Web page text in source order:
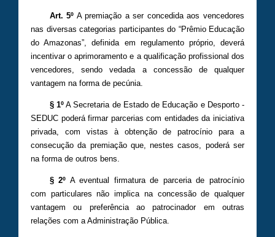
Art. 5º A premiação a ser concedida aos vencedores
nas diversas categorias participantes do “Prêmio Educação
do Amazonas”, definida em regulamento próprio, deverá
incentivar o aprimoramento e a qualificação profissional dos
vencedores, sendo vedada a concessão de qualquer
vantagem na forma de pecúnia.
§ 1ºA Secretaria de Estado de Educação e Desporto -
SEDUC poderá firmar parcerias com entidades da iniciativa
privada, com vistas à obtenção de patrocínio para a
consecução da premiação que, nestes casos, poderá ser
na forma de outros bens.
§ 2º A eventual firmatura de parceria de patrocínio
com particulares não implica na concessão de qualquer
vantagem ou preferência ao patrocinador em outras
relações com a Administração Pública.